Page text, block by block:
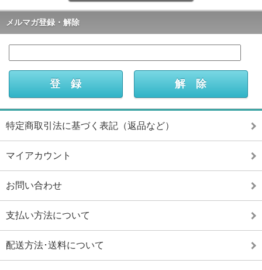
メルマガ登録・解除
特定商取引法に基づく表記（返品など）
マイアカウント
お問い合わせ
支払い方法について
配送方法･送料について